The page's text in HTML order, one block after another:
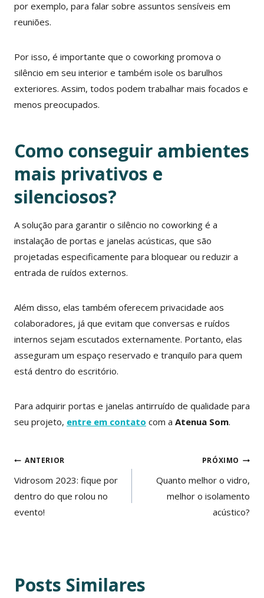
por exemplo, para falar sobre assuntos sensíveis em
reuniões.
Por isso, é importante que o coworking promova o
silêncio em seu interior e também isole os barulhos
exteriores. Assim, todos podem trabalhar mais focados e
menos preocupados.
Como conseguir ambientes
mais privativos e
silenciosos?
A solução para garantir o silêncio no coworking é a
instalação de portas e janelas acústicas, que são
projetadas especificamente para bloquear ou reduzir a
entrada de ruídos externos.
Além disso, elas também oferecem privacidade aos
colaboradores, já que evitam que conversas e ruídos
internos sejam escutados externamente. Portanto, elas
asseguram um espaço reservado e tranquilo para quem
está dentro do escritório.
Para adquirir portas e janelas antirruído de qualidade para
seu projeto, entre em contato com a Atenua Som.
Navegação
de
Post
ANTERIOR
Vidrosom 2023: fique por
dentro do que rolou no
evento!
PRÓXIMO
Quanto melhor o vidro,
melhor o isolamento
acústico?
Posts Similares